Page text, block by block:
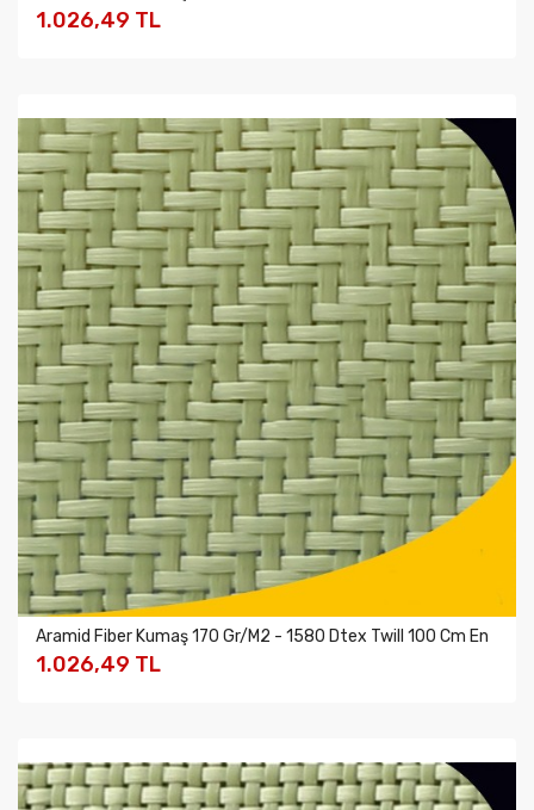
1.026,49 TL
Aramid Fiber Kumaş 170 Gr/M2 - 1580 Dtex Twill 100 Cm En
1.026,49 TL